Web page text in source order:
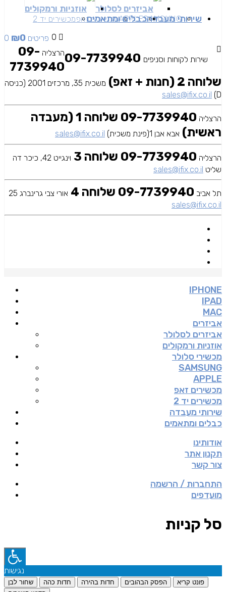
אביזרים לסלולר אוזניות ורמקולים
SAMSUNG
APPLEמכשירים זאפמכשירים יד 2 שירותי מעבדהכבלים ומתאמים
0 0 פריטים ₪0
שירות לקוחות וסניפים
הרצליה 09-
7739940
שלוחה 2 (חנות + זאפ)
משכית 35, מרכזים 2001 (כניסה
D)
sales@ifix.co.il
הרצליה
09-7739940 שלוחה 1 (מעבדה
ראשית) אבא אבן 1(פינת משכית) sales@ifix.co.il
הרצליה 09-7739940 שלוחה 3
וינגייט 42, כיכר דה
שליט sales@ifix.co.il
תל אביב 09-7739940 שלוחה 4
אורי צבי גרינברג 25
sales@ifix.co.il
IPHONE
IPAD
MAC
אביזרים
אביזרים לסלולר
אוזניות ורמקולים
מכשירי סלולר
SAMSUNG
APPLE
מכשירים זאפ
מכשירים יד 2
שירותי מעבדה
כבלים ומתאמים
אודותינו
תקנון אתר
צור קשר
התחברות / הרשמה
מועדפים
סל קניות
נגישות
שחור לבן חדות כהה חדות בהירה הפסק הבהובים
פונט קריא